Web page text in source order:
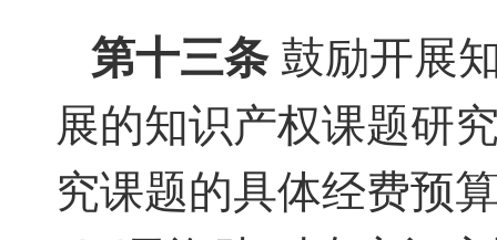
第十三条鼓励开展
展的知识产权课题研
究课题的具体经费预